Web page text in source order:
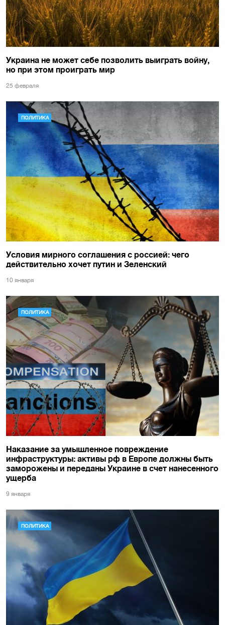
Украина не может себе позволить выиграть войну,
но при этом проиграть мир
25 февраля
ПОЛИТИКА
Условия мирного соглашения с россией: чего
действительно хочет путин и Зеленский
10 января
ПОЛИТИКА
Наказание за умышленное повреждение
инфраструктуры: активы рф в Европе должны быть
заморожены и переданы Украине в счет нанесенного
ущерба
9 января
ПОЛИТИКА